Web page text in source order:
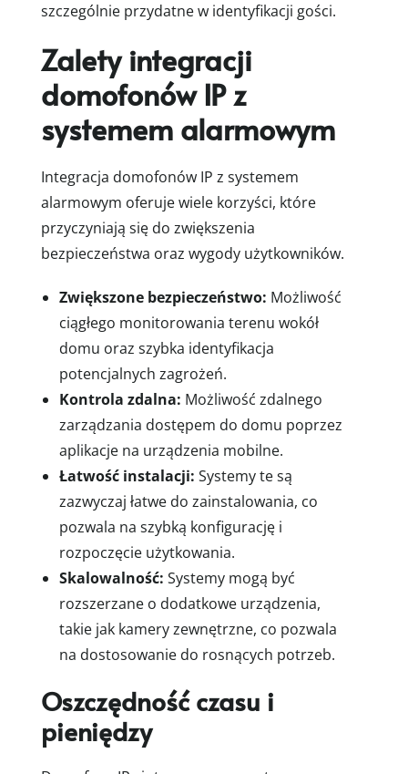
szczególnie przydatne w identyfikacji gości.
Zalety integracji
domofonów IP z
systemem alarmowym
Integracja domofonów IP z systemem
alarmowym oferuje wiele korzyści, które
przyczyniają się do zwiększenia
bezpieczeństwa oraz wygody użytkowników.
Zwiększone bezpieczeństwo: Możliwość
ciągłego monitorowania terenu wokół
domu oraz szybka identyfikacja
potencjalnych zagrożeń.
Kontrola zdalna: Możliwość zdalnego
zarządzania dostępem do domu poprzez
aplikacje na urządzenia mobilne.
Łatwość instalacji: Systemy te są
zazwyczaj łatwe do zainstalowania, co
pozwala na szybką konfigurację i
rozpoczęcie użytkowania.
Skalowalność: Systemy mogą być
rozszerzane o dodatkowe urządzenia,
takie jak kamery zewnętrzne, co pozwala
na dostosowanie do rosnących potrzeb.
Oszczędność czasu i
pieniędzy